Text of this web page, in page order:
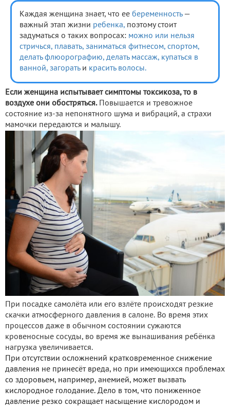
Каждая женщина знает, что ее беременность—
важный этап жизни ребенка, поэтому стоит
задуматься о таких вопросах: можно или нельзя
стричься, плавать, заниматься фитнесом, спортом,
делать флюорографию, делать массаж, купаться в
ванной, загоратьи красить волосы.
Если женщина испытывает симптомы токсикоза, то в
воздухе они обостряться.
Повышается и тревожное
состояние из-за непонятного шума и вибраций, а страхи
мамочки передаются и малышу.
При посадке самолёта или его взлёте происходят резкие
скачки атмосферного давления в салоне. Во время этих
процессов даже в обычном состоянии сужаются
кровеносные сосуды, во время же вынашивания ребёнка
нагрузка увеличивается.
При отсутствии осложнений кратковременное снижение
давления не принесёт вреда, но при имеющихся проблемах
со здоровьем, например, анемией, может вызвать
кислородное голодание. Дело в том, что пониженное
давление резко сокращает насыщение кислородом и